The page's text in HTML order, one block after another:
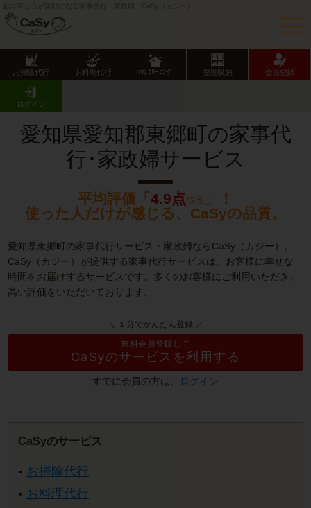
お財布と心が笑顔になる家事代行・家政婦「CaSy（カジー）」
お掃除代行 お料理代行 ﾊｳｽｸﾘｰﾆﾝｸﾞ 整理収納 会員登録
ログイン
CaSy TOP
東郷町の家事代行･家政婦サービス
愛知県愛知郡東郷町の家事代
行･家政婦サービス
平均評価「 4.9点/5点
」！
使った人だけが感じる、CaSyの品質。
愛知県東郷町の家事代行サービス・家政婦ならCaSy（カジー）。
CaSy（カジー）が提供する家事代行サービスは、お客様に幸せな
時間をお届けするサービスです。多くのお客様にご利用いただき、
高い評価をいただいております。
＼ １分でかんたん登録 ／
無料会員登録して
CaSyのサービスを利用する
すでに会員の方は、 ログイン
CaSyのサービス
お掃除代行
お料理代行